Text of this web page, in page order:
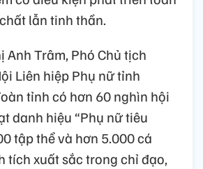
lẫn tinh thần.
Anh Trâm, Phó Chủ tịch
Liên hiệp Phụ nữ tỉnh
tỉnh có hơn 60 nghìn hội
danh hiệu “Phụ nữ tiêu
tập thể và hơn 5.000 cá
tích xuất sắc trong chỉ đạo,